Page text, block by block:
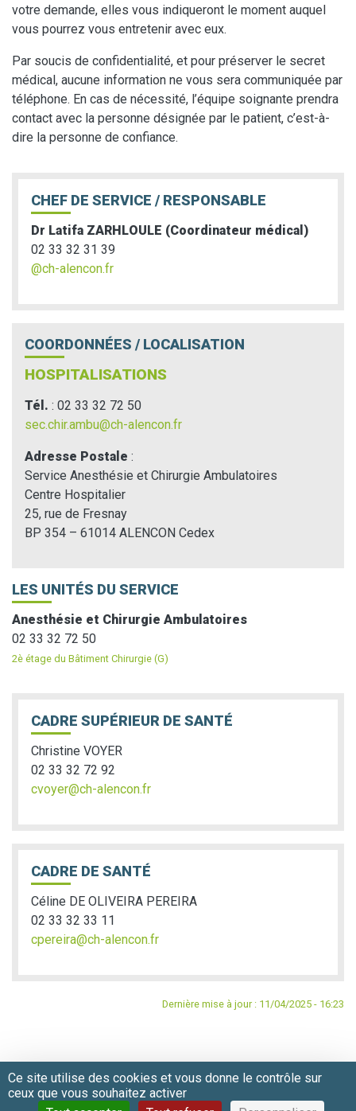
votre demande, elles vous indiqueront le moment auquel
vous pourrez vous entretenir avec eux.
Par soucis de confidentialité, et pour préserver le secret
médical, aucune information ne vous sera communiquée par
téléphone. En cas de nécessité, l’équipe soignante prendra
contact avec la personne désignée par le patient, c’est-à-
dire la personne de confiance.
CHEF DE SERVICE / RESPONSABLE
Dr Latifa ZARHLOULE (Coordinateur médical)
02 33 32 31 39
@ch-alencon.fr
COORDONNÉES / LOCALISATION
HOSPITALISATIONS
Tél. : 02 33 32 72 50
sec.chir.ambu@ch-alencon.fr
Adresse Postale :
Service Anesthésie et Chirurgie Ambulatoires
Centre Hospitalier
25, rue de Fresnay
BP 354 – 61014 ALENCON Cedex
LES UNITÉS DU SERVICE
Anesthésie et Chirurgie Ambulatoires
02 33 32 72 50
2è étage du Bâtiment Chirurgie (G)
CADRE SUPÉRIEUR DE SANTÉ
Christine VOYER
02 33 32 72 92
cvoyer@ch-alencon.fr
CADRE DE SANTÉ
Céline DE OLIVEIRA PEREIRA
02 33 32 33 11
cpereira@ch-alencon.fr
Dernière mise à jour : 11/04/2025 - 16:23
Mentions Légales|Plan du site|Nous contacter
+33 02 33 32 30 30 - direction@ch-alencon.fr
Ce site utilise des cookies et vous donne le contrôle sur
ceux que vous souhaitez activer